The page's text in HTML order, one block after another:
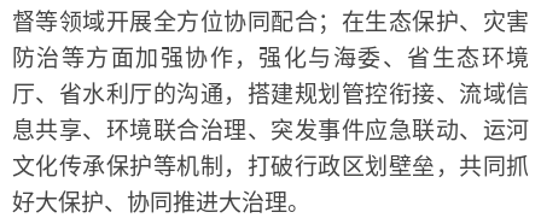
督等领域开展全方位协同配合；在生态保护、灾害
防治等方面加强协作，强化与海委、省生态环境
厅、省水利厅的沟通，搭建规划管控衔接、流域信
息共享、环境联合治理、突发事件应急联动、运河
文化传承保护等机制，打破行政区划壁垒，共同抓
好大保护、协同推进大治理。